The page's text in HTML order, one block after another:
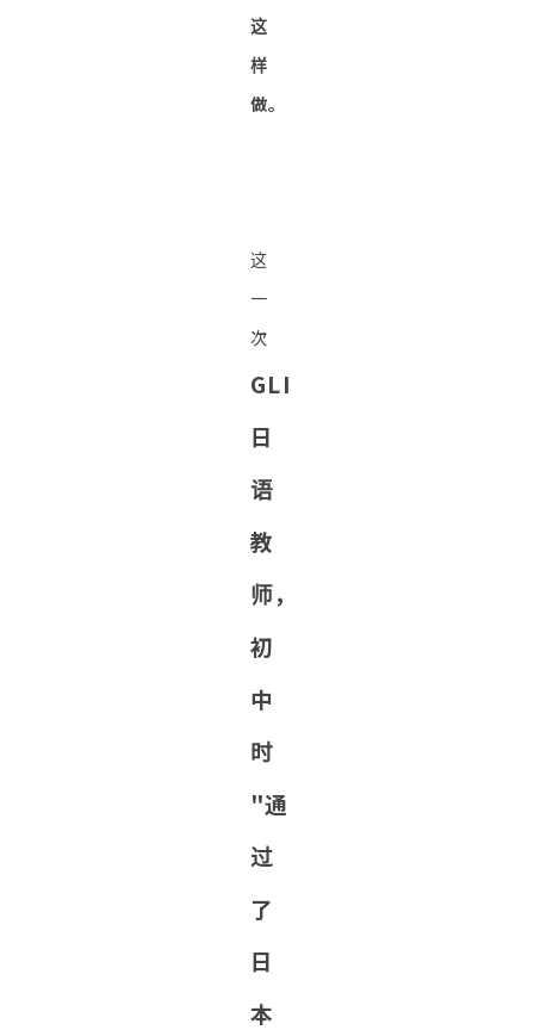
这
样
做。
这
一
次
GLI
日
语
教
师，
初
中
时
"通
过
了
日
本